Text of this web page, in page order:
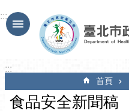
跳到主要內容區塊
:::
:::
首頁
食品安全新聞稿